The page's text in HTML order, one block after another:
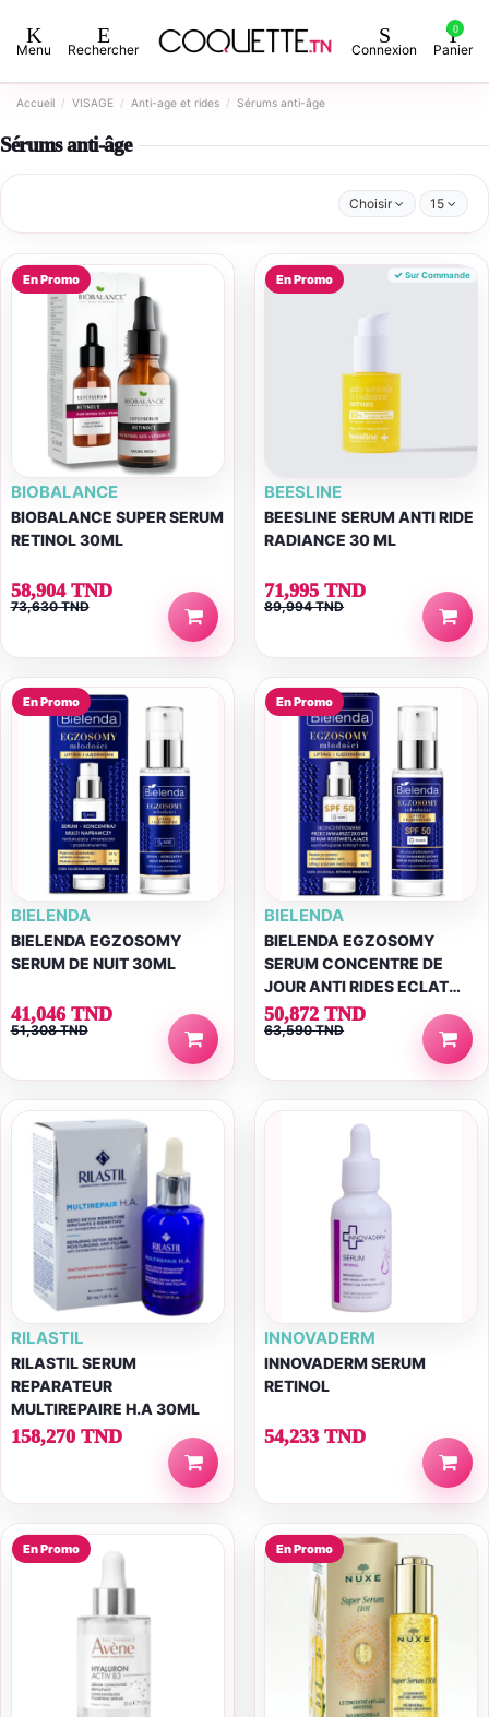
Menu Rechercher Connexion
0
Panier
Accueil VISAGE Anti-age et rides Sérums anti-âge
Sérums anti-âge
Choisir 15
En Promo
BIOBALANCE
BIOBALANCE SUPER SERUM
RETINOL 30ML
58,904 TND
73,630 TND
En Promo Sur Commande
BEESLINE
BEESLINE SERUM ANTI RIDE
RADIANCE 30 ML
71,995 TND
89,994 TND
En Promo
BIELENDA
BIELENDA EGZOSOMY
SERUM DE NUIT 30ML
41,046 TND
51,308 TND
En Promo
BIELENDA
BIELENDA EGZOSOMY
SERUM CONCENTRE DE
JOUR ANTI RIDES ECLAT
SPF50 30ML
50,872 TND
63,590 TND
RILASTIL
RILASTIL SERUM
REPARATEUR
MULTIREPAIRE H.A 30ML
158,270 TND
INNOVADERM
INNOVADERM SERUM
RETINOL
54,233 TND
En Promo En Promo